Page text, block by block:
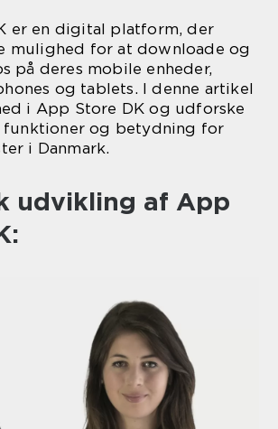
er en digital platform, der
mulighed for at downloade og
på deres mobile enheder,
og tablets. I denne artikel
i App Store DK og udforske
funktioner og betydning for
i Danmark.
udvikling af App